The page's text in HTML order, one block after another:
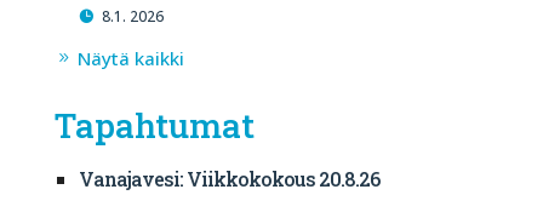
8.1. 2026
Näytä kaikki
Tapahtumat
Vanajavesi: Viikkokokous 20.8.26